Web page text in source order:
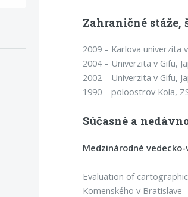
Zahraničné
2009 – Karlova univerzita
2004 – Univerzita v Gifu,
2002 – Univerzita v Gifu,
1990 – poloostrov Kola,
Súčasné a
Medzinárodné
Evaluation of
Komenského v Bratislave